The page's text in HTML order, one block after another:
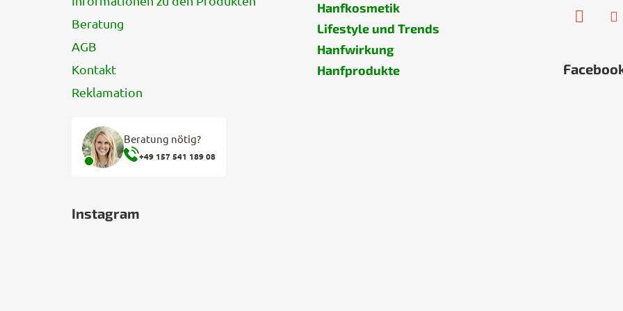
Beratung
AGB
Kontakt
Reklamation
Beratung nötig?
+49 157 541 189 08
Hanfkosmetik
Lifestyle und Trends
Hanfwirkung
Hanfprodukte
Instagram